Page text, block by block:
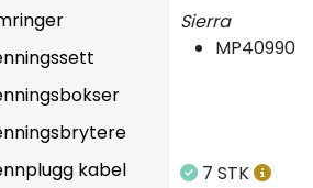
kabel
Sierra
MP40990
7 STK